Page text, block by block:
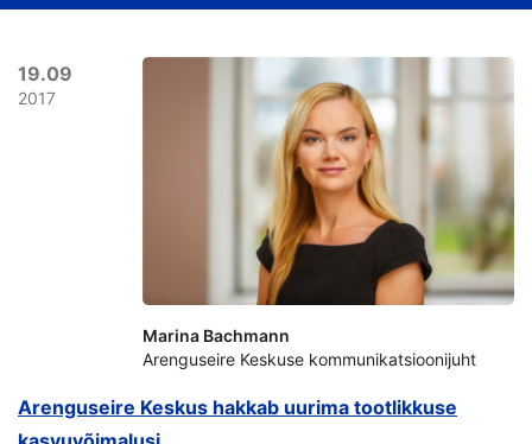
19.09
2017
Arenguseire Keskus hakkab uurima tootlikkuse
Marina Bachmann
Arenguseire Keskuse kommunikatsioonijuht